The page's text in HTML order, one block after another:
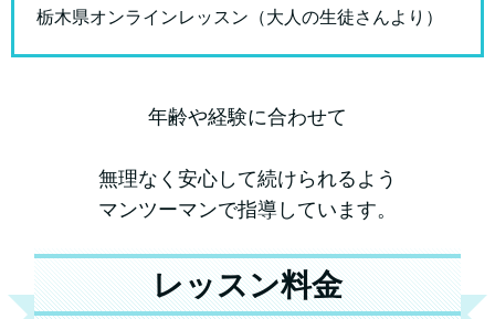
栃木県オンラインレッスン（大人の生徒さんより）
年齢や経験に合わせて
無理なく安心して続けられるよう
マンツーマンで指導しています。
レッスン料金